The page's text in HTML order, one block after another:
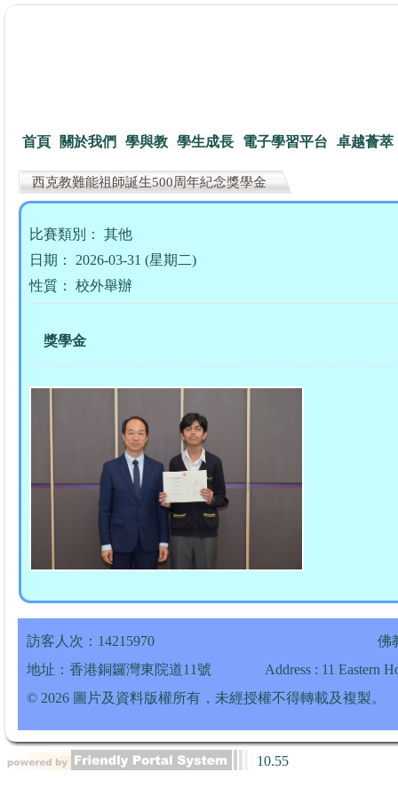
首頁 關於我們 學與教 學生成長 電子學習平台 卓越薈萃
西克教難能祖師誕生500周年紀念獎學金
比賽類別： 其他
日期： 2026-03-31 (星期二)
性質： 校外舉辦
獎學金
訪客人次：14215970
佛
地址：香港銅鑼灣東院道11號
Address : 11 Eastern
© 2026 圖片及資料版權所有，未經授權不得轉載及複製。
10.55